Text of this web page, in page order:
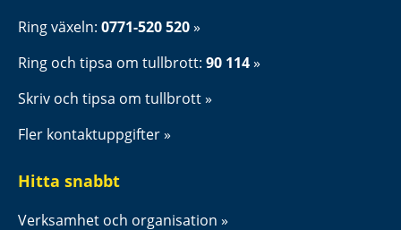
Ring växeln: 0771-520 520
Ring och tipsa om tullbrott: 90 114
Skriv och tipsa om tullbrott
Fler kontaktuppgifter
Hitta snabbt
Verksamhet och organisation